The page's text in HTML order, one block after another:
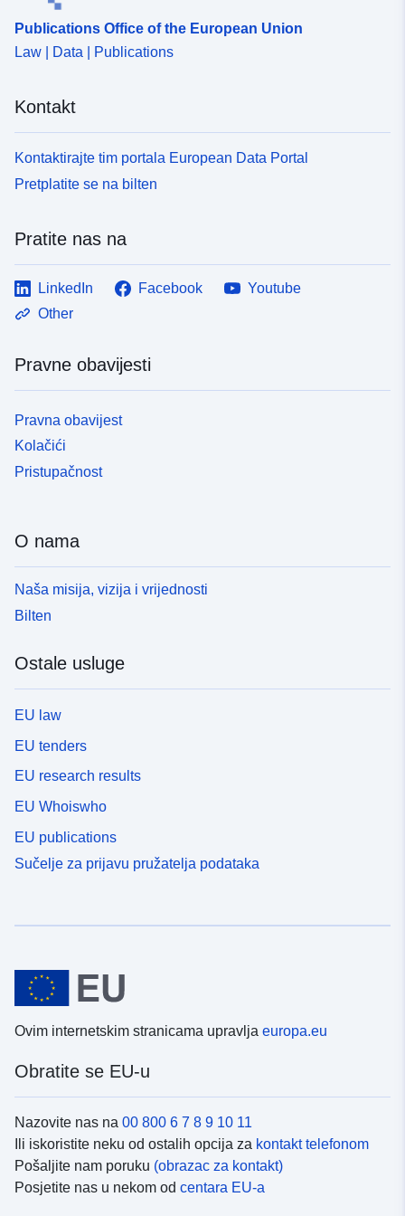
Publications Office of the European Union
Law | Data | Publications
Kontakt
Kontaktirajte tim portala European Data Portal
Pretplatite se na bilten
Pratite nas na
LinkedIn Facebook
Youtube
Other
Pravne obavijesti
Pravna obavijest
Kolačići
Pristupačnost
O nama
Naša misija, vizija i vrijednosti
Bilten
Ostale usluge
EU law
EU tenders
EU research results
EU Whoiswho
EU publications
Sučelje za prijavu pružatelja podataka
Ovim internetskim stranicama upravlja europa.eu
Obratite se EU-u
Nazovite nas na 00 800 6 7 8 9 10 11
Ili iskoristite neku od ostalih opcija za kontakt telefonom
Pošaljite nam poruku (obrazac za kontakt)
Posjetite nas u nekom od centara EU-a